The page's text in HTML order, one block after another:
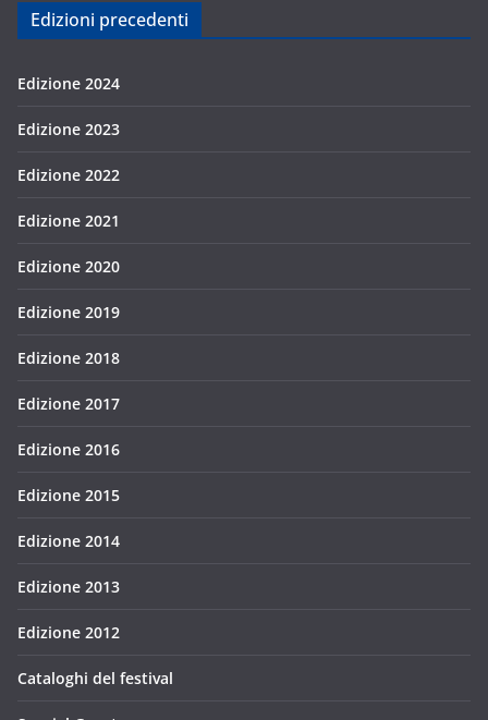
Edizioni precedenti
Edizione 2024
Edizione 2023
Edizione 2022
Edizione 2021
Edizione 2020
Edizione 2019
Edizione 2018
Edizione 2017
Edizione 2016
Edizione 2015
Edizione 2014
Edizione 2013
Edizione 2012
Cataloghi del festival